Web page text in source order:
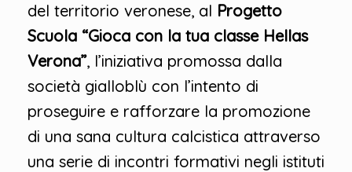
del territorio veronese, al Progetto
Scuola “Gioca con la tua classe Hellas
Verona”, l’iniziativa promossa dalla
società gialloblù con l’intento di
proseguire e rafforzare la promozione
di una sana cultura calcistica attraverso
una serie di incontri formativi negli istituti